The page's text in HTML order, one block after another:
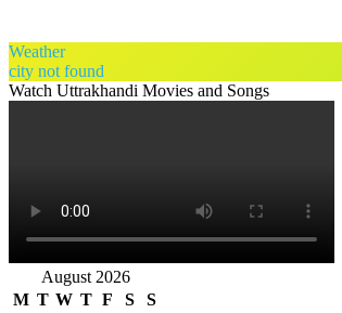
Weather
city not found
Watch Uttrakhandi Movies and Songs
August 2026
M T W T F S
S